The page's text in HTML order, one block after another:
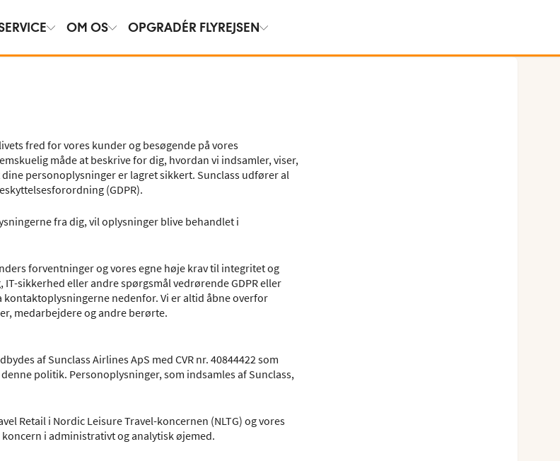
OM OS OPGRADÉR FLYREJSEN
fred for vores kunder og besøgende på vores
måde at beskrive for dig, hvordan vi indsamler, viser,
personoplysninger er lagret sikkert. Sunclass udfører al
(GDPR).
fra dig, vil oplysninger blive behandlet i
forventninger og vores egne høje krav til integritet og
sikkerhed eller andre spørgsmål vedrørende GDPR eller
nedenfor. Vi er altid åbne overfor
medarbejdere og andre berørte.
af Sunclass Airlines ApS med CVR nr. 40844422 som
politik. Personoplysninger, som indsamles af Sunclass,
Retail i Nordic Leisure Travel-koncernen (NLTG) og vores
i administrativt og analytisk øjemed.